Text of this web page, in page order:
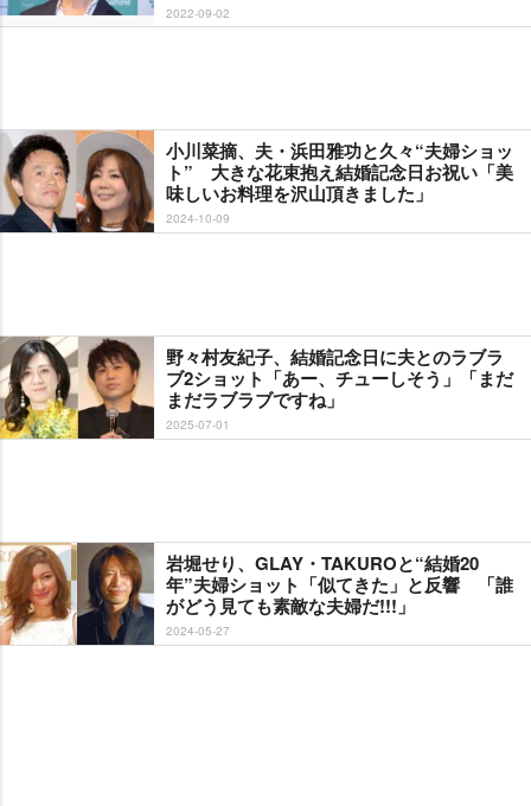
2022-09-02
小川菜摘、夫・浜田雅功と久々“夫婦ショッ
ト” 大きな花束抱え結婚記念日お祝い「美
味しいお料理を沢山頂きました」
2024-10-09
野々村友紀子、結婚記念日に夫とのラブラ
ブ2ショット「あー、チューしそう」「まだ
まだラブラブですね」
2025-07-01
堀せり、GLAY・TAKUROと“結婚20
年”夫婦ショット「似てきた」と反響 「誰
がどう見ても素敵な夫婦だ!!!」
2024-05-27